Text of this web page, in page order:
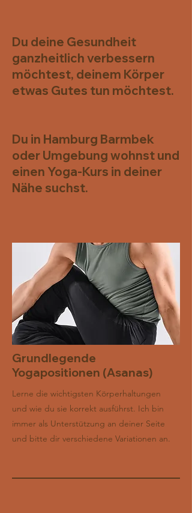
Du deine Gesundheit
ganzheitlich verbessern
möchtest, deinem Körper
etwas Gutes tun möchtest.
Du in Hamburg Barmbek
oder Umgebung wohnst und
einen Yoga-Kurs in deiner
Nähe suchst.
Grundlegende
Yogapositionen (Asanas)
Lerne die wichtigsten Körperhaltungen
und wie du sie korrekt ausführst. Ich bin
immer als Unterstützung an deiner Seite
und bitte dir verschiedene Variationen an.